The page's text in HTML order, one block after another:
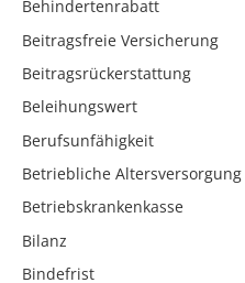
Behindertenrabatt
Beitragsfreie Versicherung
Beitragsrückerstattung
Beleihungswert
Berufsunfähigkeit
Betriebliche Altersversorgung
Betriebskrankenkasse
Bilanz
Bindefrist